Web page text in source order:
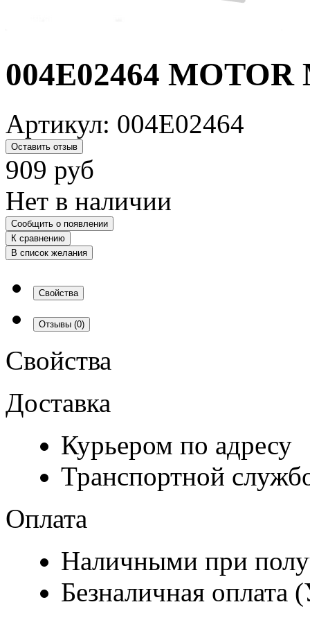
004E02464
Артикул: 004E02464
Оставить отзыв
909 руб
Нет в наличии
Сообщить о появлении
К сравнению
В список желания
Свойства
Отзывы (0)
Свойства
Доставка
Курьером по адресу
Транспортной
Оплата
Наличными при
Безналичная